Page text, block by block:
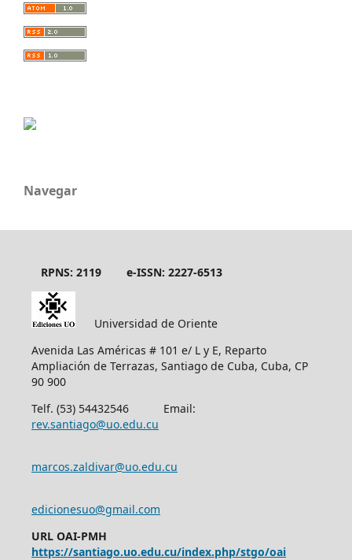
Navegar
RPNS: 2119 e-ISSN: 2227-6513
Universidad de Oriente
Avenida Las Américas # 101 e/ L y E, Reparto
Ampliación de Terrazas, Santiago de Cuba, Cuba, CP
90 900
Telf. (53) 54432546 Email:
rev.santiago@uo.edu.cu
marcos.zaldivar@uo.edu.cu
edicionesuo@gmail.com
URL OAI-PMH
https://santiago.uo.edu.cu/index.php/stgo/oai